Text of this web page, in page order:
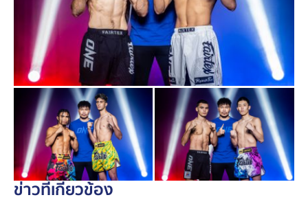
” มวยฟอร์มดุ จากญี่ปุ่นที่ยังแพ้ไม่เป็นบนเวทีนี้ ในกติกา
มวยไทย รุ่นสตรอว์เวต
สำหรับนักกีฬาที่จะขึ้นชกในศึก ONE ลุมพินีทุกคนจะต้อง
ผ่านการวัดระดับน้ำ ชั่งน้ำหนัก และตรวจสุขภาพ ตาม
เกณฑ์มาตรฐานที่กำหนด โดยคำนึงถึงเรื่องสุขภาพและ
ความปลอดภัยของนักกีฬาเป็นอันดับหนึ่ง หากมีการชั่งน้ำ
หนักและวัดระดับน้ำไม่ผ่าน จะมีการเจรจาตกลงกันเรื่อง
ชดเชยค่าน้ำหนัก เพื่อให้การแข่งขันดำเนินต่อไปได้
สรุปผลชั่งน้ำหนักทุกคู่ศึก ONE ลุมพินี 142
ข่าวที่เกี่ยวข้อง